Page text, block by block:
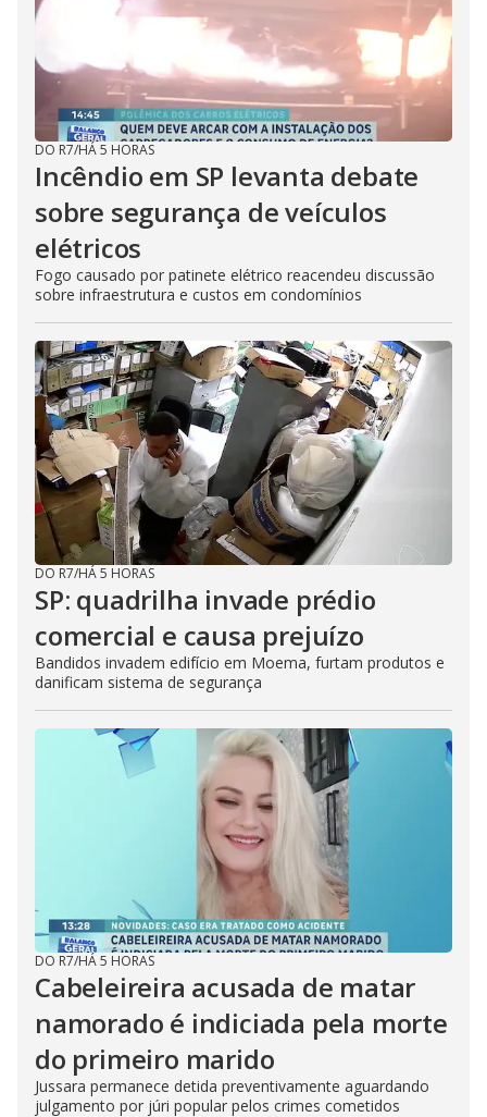
DO R7/HÁ 5 HORAS
Incêndio em SP levanta debate
sobre segurança de veículos
elétricos
Fogo causado por patinete elétrico reacendeu discussão
sobre infraestrutura e custos em condomínios
DO R7/HÁ 5 HORAS
SP: quadrilha invade prédio
comercial e causa prejuízo
Bandidos invadem edifício em Moema, furtam produtos e
danificam sistema de segurança
DO R7/HÁ 5 HORAS
Cabeleireira acusada de matar
namorado é indiciada pela morte
do primeiro marido
Jussara permanece detida preventivamente aguardando
julgamento por júri popular pelos crimes cometidos